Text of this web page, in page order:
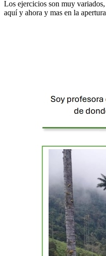
Los ejercicios son muy
aquí y ahora y mas en la